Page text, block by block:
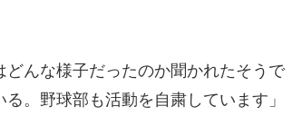
どんな様子だったのか聞かれたそうで
。野球部も活動を自粛しています」